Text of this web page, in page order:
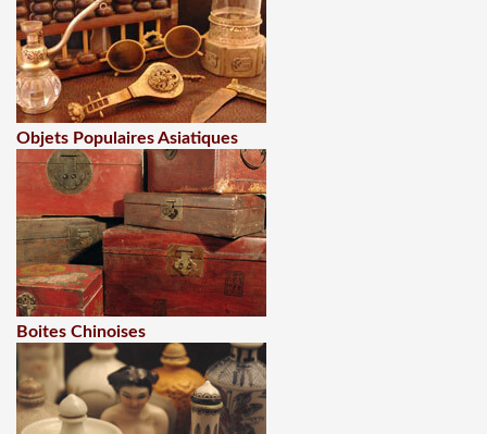
Objets Populaires Asiatiques
Boites Chinoises